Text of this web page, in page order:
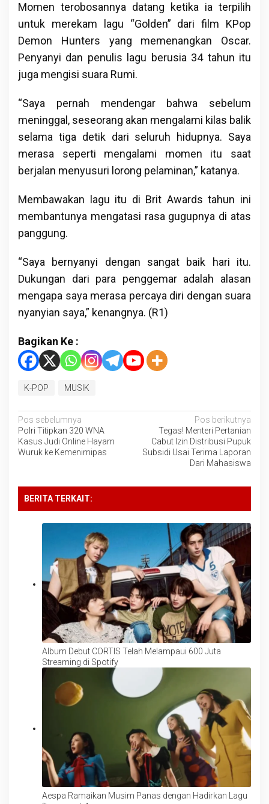
Momen terobosannya datang ketika ia terpilih
untuk merekam lagu “Golden” dari film KPop
Demon Hunters yang memenangkan Oscar.
Penyanyi dan penulis lagu berusia 34 tahun itu
juga mengisi suara Rumi.
“Saya pernah mendengar bahwa sebelum
meninggal, seseorang akan mengalami kilas balik
selama tiga detik dari seluruh hidupnya. Saya
merasa seperti mengalami momen itu saat
berjalan menyusuri lorong pelaminan,” katanya.
Membawakan lagu itu di Brit Awards tahun ini
membantunya mengatasi rasa gugupnya di atas
panggung.
“Saya bernyanyi dengan sangat baik hari itu.
Dukungan dari para penggemar adalah alasan
mengapa saya merasa percaya diri dengan suara
nyanyian saya,” kenangnya. (R1)
Bagikan Ke :
K-POP MUSIK
Navigasi
pos
Pos sebelumnya
Polri Titipkan 320 WNA
Kasus Judi Online Hayam
Wuruk ke Kemenimipas
Pos berikutnya
Tegas! Menteri Pertanian
Cabut Izin Distribusi Pupuk
Subsidi Usai Terima Laporan
Dari Mahasiswa
BERITA TERKAIT:
Album Debut CORTIS Telah Melampaui 600 Juta
Streaming di Spotify
Aespa Ramaikan Musim Panas dengan Hadirkan Lagu